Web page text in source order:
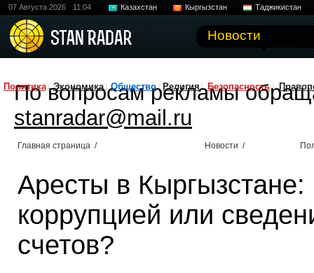
07 Августа 2026 11:04 Казахстан Кыргызстан Таджикистан
Новости
Политика Экономика Общество Религия Безопасность
По вопросам рекламы
stanradar@mail.ru
Главная страница / Новости /
Аресты в Кыргызстане:
коррупцией или
счетов?